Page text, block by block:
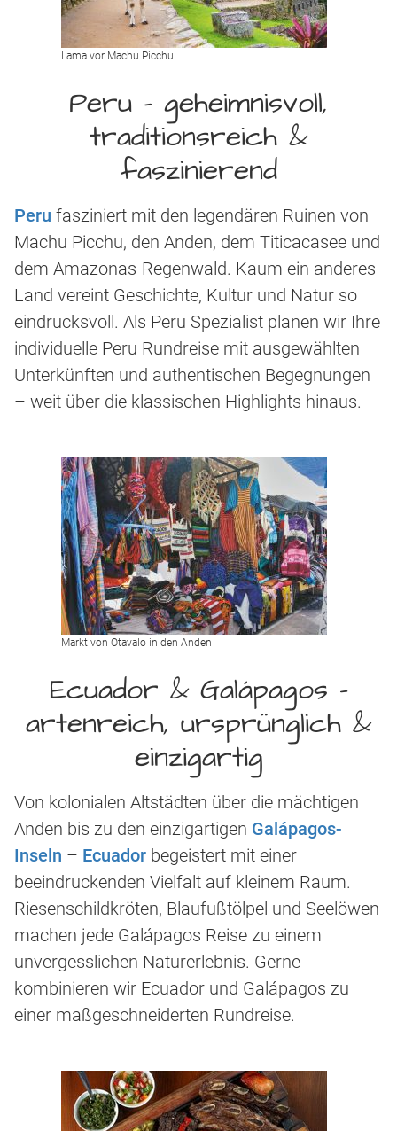
Lama vor Machu Picchu
Peru – geheimnisvoll,
traditionsreich &
faszinierend
Peru fasziniert mit den legendären Ruinen von
Machu Picchu, den Anden, dem Titicacasee und
dem Amazonas-Regenwald. Kaum ein anderes
Land vereint Geschichte, Kultur und Natur so
eindrucksvoll. Als Peru Spezialist planen wir Ihre
individuelle Peru Rundreise mit ausgewählten
Unterkünften und authentischen Begegnungen
– weit über die klassischen Highlights hinaus.
Markt von Otavalo in den Anden
Ecuador & Galápagos –
artenreich, ursprünglich &
einzigartig
Von kolonialen Altstädten über die mächtigen
Anden bis zu den einzigartigen Galápagos-
Inseln – Ecuador begeistert mit einer
beeindruckenden Vielfalt auf kleinem Raum.
Riesenschildkröten, Blaufußtölpel und Seelöwen
machen jede Galápagos Reise zu einem
unvergesslichen Naturerlebnis. Gerne
kombinieren wir Ecuador und Galápagos zu
einer maßgeschneiderten Rundreise.